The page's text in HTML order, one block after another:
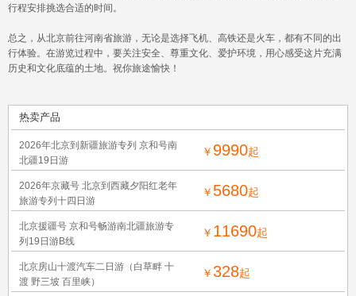
行程安排挑选合适的时间。
总之，从北京前往河南省旅游，无论是选择飞机、高铁还是火车，都有不同的出
行体验。在游览过程中，要关注安全、尊重文化、爱护环境，用心感受这片充满
历史和文化底蕴的土地。祝你旅途愉快！
热卖产品
2026年北京到新疆旅游专列 京和号南
北疆19日游
￥ 9990起
2026年京藏号 北京到西藏夕阳红老年
旅游专列十四日游
￥ 5680起
北京援疆号 京和号畅游南北疆旅游专
列19日游B线
￥ 11690起
北京房山十渡汽车二日游（白草畔 十
渡 野三坡 百里峡）
￥328起